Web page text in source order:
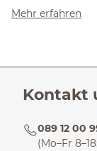
Mehr erfahren
Kontakt
089 12 00
(Mo–Fr